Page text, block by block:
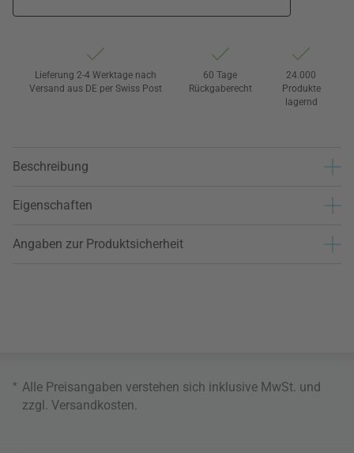
Lieferung 2-4 Werktage nach
Versand aus DE per Swiss Post
60 Tage
Rückgaberecht
24.000
Produkte
lagernd
Beschreibung
Eigenschaften
Angaben zur Produktsicherheit
* Alle Preisangaben verstehen sich inklusive MwSt. und
zzgl. Versandkosten